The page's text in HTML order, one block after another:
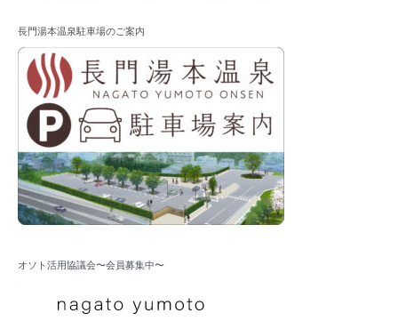
長門湯本温泉駐車場のご案内
オソト活用協議会〜会員募集中〜